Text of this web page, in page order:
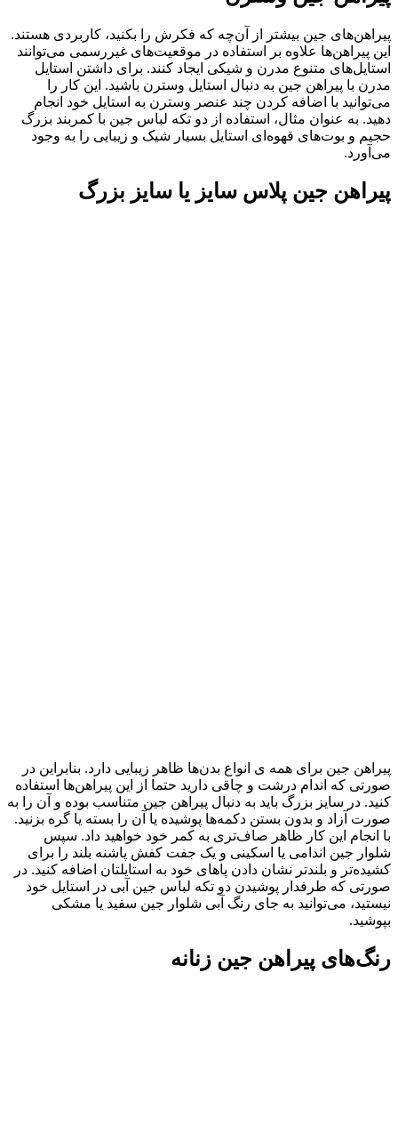
پیراهن‌های جین بیشتر از آن‌چه که فکرش را بکنید، کاربردی هستند.
این پیراهن‌ها علاوه بر استفاده در موقعیت‌های غیررسمی می‌توانند
استایل‌های متنوع مدرن و شیکی ایجاد کنند. برای داشتن استایل
مدرن با پیراهن جین به دنبال استایل وسترن باشید. این کار را
می‌توانید با اضافه کردن چند عنصر وسترن به استایل خود انجام
دهید. به عنوان مثال، استفاده از دو تکه لباس جین با کمربند بزرگ
حجیم و بوت‌های قهوه‌ای استایل بسیار شیک و زیبایی را به وجود
می‌آورد.
پیراهن جین پلاس سایز یا سایز بزرگ
پیراهن جین برای همه ی انواع بدن‌ها ظاهر زیبایی دارد. بنابراین در
صورتی که اندام درشت و چاقی دارید حتما از این پیراهن‌ها استفاده
کنید. در سایز بزرگ باید به دنبال پیراهن جین متناسب بوده و آن را به
صورت آزاد و بدون بستن دکمه‌ها پوشیده یا آن را بسته یا گره بزنید.
با انجام این کار ظاهر صاف‌تری به کمر خود خواهید داد. سپس
شلوار جین اندامی یا اسکینی و یک جفت کفش پاشنه بلند را برای
کشیده‌تر و بلندتر نشان دادن پاهای خود به استایلتان اضافه کنید. در
صورتی که طرفدار پوشیدن دو تکه لباس جین آبی در استایل خود
نیستید، می‌توانید به جای رنگ آبی شلوار جین سفید یا مشکی
بپوشید.
رنگ‌های پیراهن جین زنانه